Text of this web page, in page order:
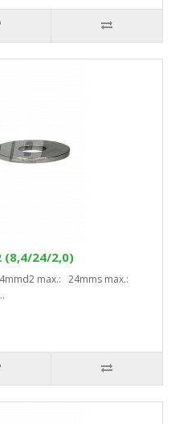
(8,4/24/2,0)
max.: 24mms max.: